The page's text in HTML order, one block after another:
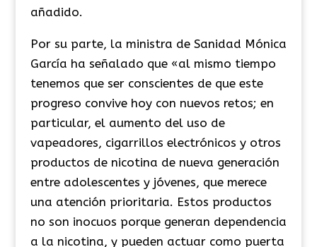
añadido.
Por su parte, la ministra de Sanidad Mónica
García ha señalado que «al mismo tiempo
tenemos que ser conscientes de que este
progreso convive hoy con nuevos retos; en
particular, el aumento del uso de
vapeadores, cigarrillos electrónicos y otros
productos de nicotina de nueva generación
entre adolescentes y jóvenes, que merece
una atención prioritaria. Estos productos
no son inocuos porque generan dependencia
a la nicotina, y pueden actuar como puerta